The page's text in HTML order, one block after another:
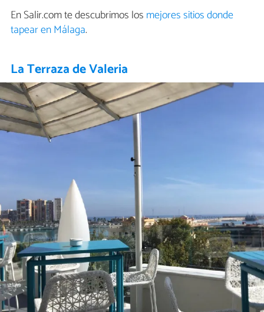
En Salir.com te descubrimos los mejores sitios donde
tapear en Málaga.
La Terraza de Valeria